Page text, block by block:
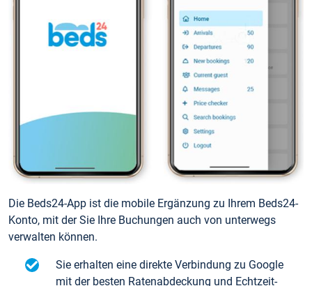
Die Beds24-App ist die mobile Ergänzung zu Ihrem Beds24-
Konto, mit der Sie Ihre Buchungen auch von unterwegs
verwalten können.
Sie erhalten eine direkte Verbindung zu Google
mit der besten Ratenabdeckung und Echtzeit-